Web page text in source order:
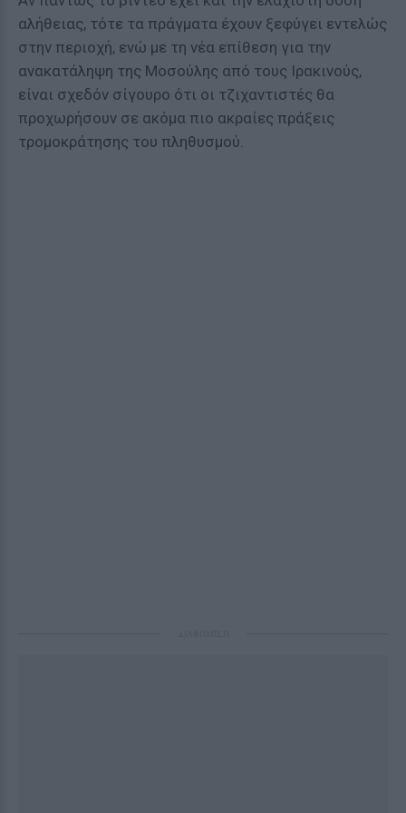
αλήθειας, τότε τα πράγματα έχουν ξεφύγει εντελώς
στην περιοχή, ενώ με τη νέα επίθεση για την
ανακατάληψη της Μοσούλης από τους Ιρακινούς,
είναι σχεδόν σίγουρο ότι οι τζιχαντιστές θα
προχωρήσουν σε ακόμα πιο ακραίες πράξεις
τρομοκράτησης του πληθυσμού.